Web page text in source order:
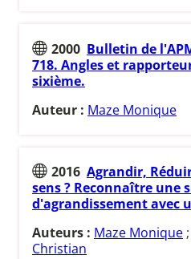
2000 Bulletin de
718. Angles et
sixième.
Auteur : Maze Monique
2016 Agrandir,
sens ? Reconnaître une
d'agrandissement avec
Auteurs : Maze Monique ;
Christian